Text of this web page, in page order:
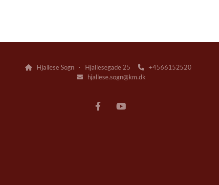
Hjallese Sogn · Hjallesegade 25 +4566152520
hjallese.sogn@km.dk